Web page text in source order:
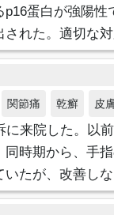
蛋白が強陽
れた。適切な対
関節痛 乾癬 皮
来院した。以
時期から、手
たが、改善しな